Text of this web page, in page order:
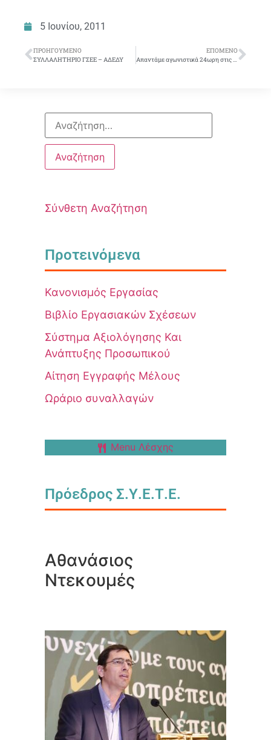
5 Ιουνίου, 2011
ΠΡΟΗΓΟΎΜΕΝΟ
ΣΥΛΛΑΛΗΤΗΡΙΟ ΓΣΕΕ – ΑΔΕΔΥ
ΕΠΌΜΕΝΟ
Απαντάμε αγωνιστικά 24ωρη στις 9/6 & 15/6/2011
Σύνθετη Αναζήτηση
Προτεινόμενα
Κανονισμός Εργασίας
Βιβλίο Εργασιακών Σχέσεων
Σύστημα Αξιολόγησης Και
Ανάπτυξης Προσωπικού
Αίτηση Εγγραφής Μέλους
Ωράριο συναλλαγών
Menu Λέσχης
Πρόεδρος Σ.Υ.Ε.Τ.Ε.
Αθανάσιος
Ντεκουμές